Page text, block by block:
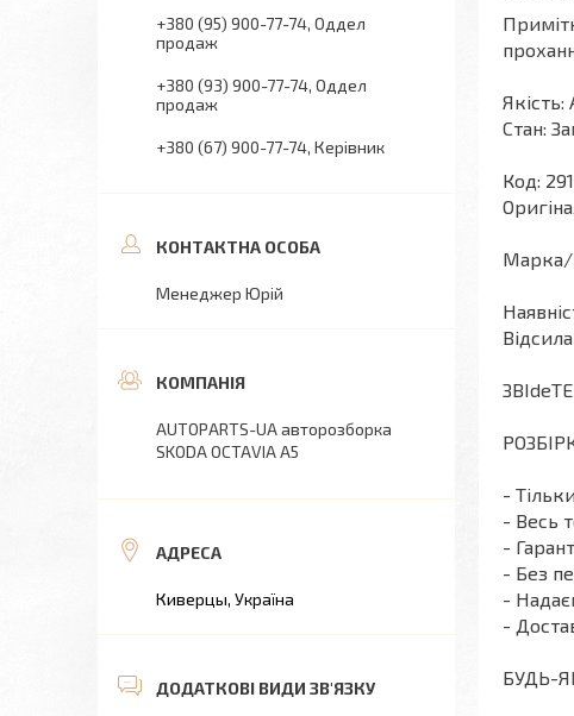
Стан:
Код:
Марка/
-
- Весь
-
- Без
-
-
БУДЬ-
+380 (95) 900-77-74 Оддел
продаж
+380 (93) 900-77-74 Оддел
продаж
+380 (67) 900-77-74 Керівник
Менеджер Юрій
AUTOPARTS-UA авторозборка
SKODA OCTAVIA A5
Киверцы, Україна